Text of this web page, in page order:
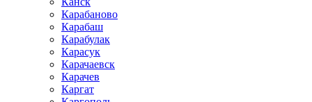
Карабаново
Карабаш
Карабулак
Карасук
Карачаевск
Карачев
Каргат